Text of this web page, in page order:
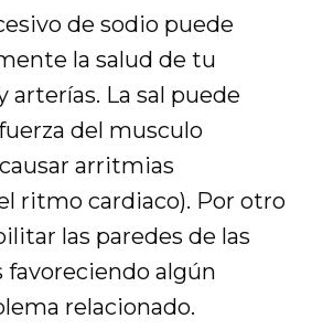
de sodio puede
la salud de tu
arterías. La sal puede
del musculo
arritmias
ritmo cardiaco). Por otro
las paredes de las
favoreciendo algún
relacionado.